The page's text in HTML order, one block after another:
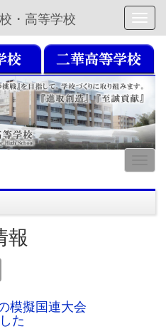
・高等学校
報
模擬国連大会
た